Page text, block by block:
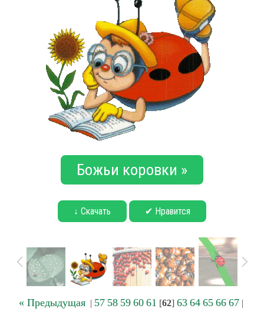
Божьи коровки »
↓ Скачать ✔ Нравится
« Предыдущая| 57 58 59 60 61 [62] 63 64 65 66 67|